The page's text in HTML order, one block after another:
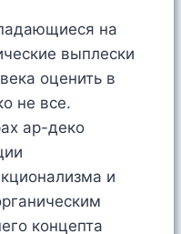
на
выплески
оценить в
не все.
ар-деко
и
концепта